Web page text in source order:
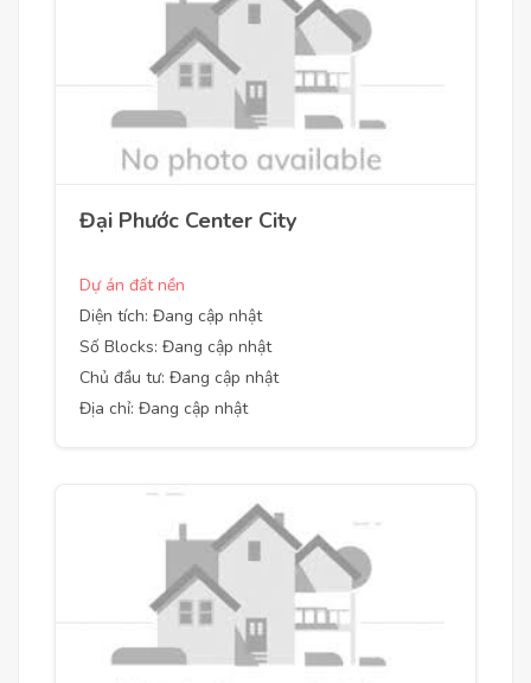
Đại Phước Center City
Dự án đất nền
Diện tích: Đang cập nhật
Số Blocks: Đang cập nhật
Chủ đầu tư: Đang cập nhật
Địa chỉ: Đang cập nhật